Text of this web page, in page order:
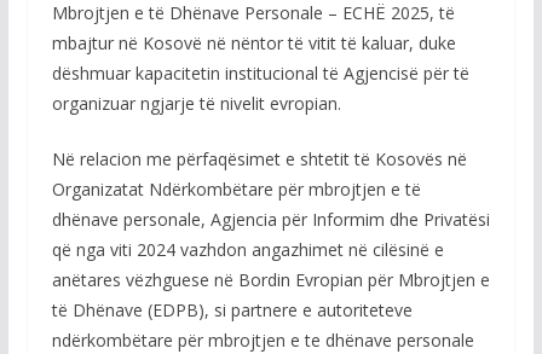
Mbrojtjen e të Dhënave Personale – ECHË 2025, të
mbajtur në Kosovë në nëntor të vitit të kaluar, duke
dëshmuar kapacitetin institucional të Agjencisë për të
organizuar ngjarje të nivelit evropian.
Në relacion me përfaqësimet e shtetit të Kosovës në
Organizatat Ndërkombëtare për mbrojtjen e të
dhënave personale, Agjencia për Informim dhe Privatësi
që nga viti 2024 vazhdon angazhimet në cilësinë e
anëtares vëzhguese në Bordin Evropian për Mbrojtjen e
të Dhënave (EDPB), si partnere e autoriteteve
ndërkombëtare për mbrojtjen e te dhënave personale